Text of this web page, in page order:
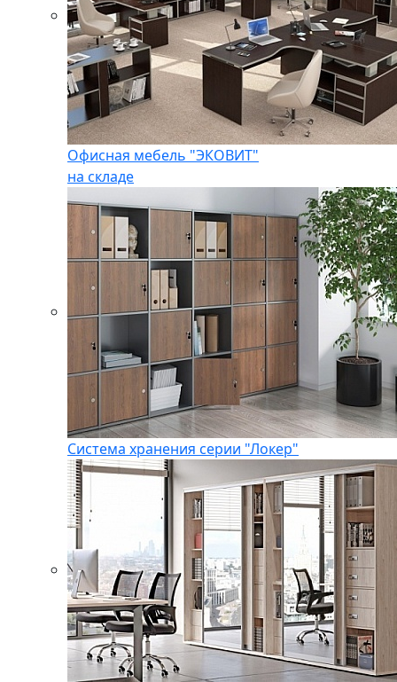
Офисная мебель "ЭКОВИТ"
на складе
Система хранения серии "Локер"